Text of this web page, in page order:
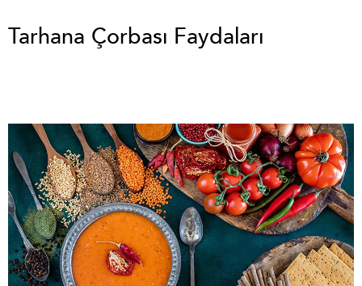
Tarhana Çorbası Faydaları